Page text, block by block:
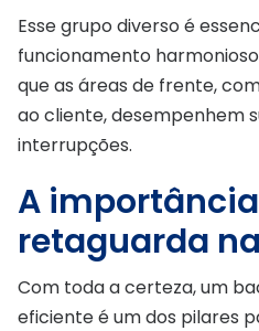
Esse grupo diverso é
funcionamento
que as áreas de frente,
ao cliente, desempenhem
interrupções.
A
retaguarda
Com toda a certeza, um
eficiente é um dos pilares